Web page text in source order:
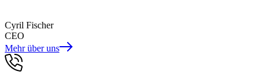
Cyril Fischer
CEO
Mehr über uns